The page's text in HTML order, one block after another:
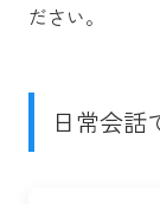
ださい。
日常会話